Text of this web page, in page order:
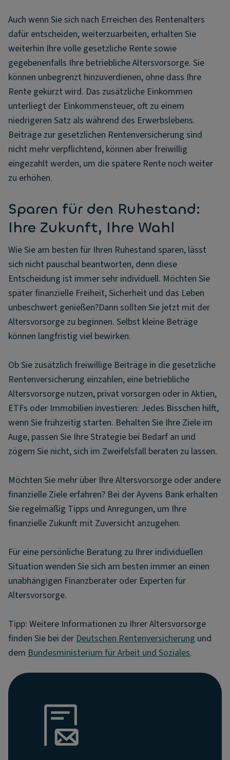
Auch wenn Sie sich nach Erreichen des Rentenalters
dafür entscheiden, weiterzuarbeiten, erhalten Sie
weiterhin Ihre volle gesetzliche Rente sowie
gegebenenfalls Ihre betriebliche Altersvorsorge. Sie
können unbegrenzt hinzuverdienen, ohne dass Ihre
Rente gekürzt wird. Das zusätzliche Einkommen
unterliegt der Einkommensteuer, oft zu einem
niedrigeren Satz als während des Erwerbslebens.
Beiträge zur gesetzlichen Rentenversicherung sind
nicht mehr verpflichtend, können aber freiwillig
eingezahlt werden, um die spätere Rente noch weiter
zu erhöhen.
Sparen für den Ruhestand:
Ihre Zukunft, Ihre Wahl
Wie Sie am besten für Ihren Ruhestand sparen, lässt
sich nicht pauschal beantworten, denn diese
Entscheidung ist immer sehr individuell. Möchten Sie
später finanzielle Freiheit, Sicherheit und das Leben
unbeschwert genießen?Dann sollten Sie jetzt mit der
Altersvorsorge zu beginnen. Selbst kleine Beträge
können langfristig viel bewirken.
Ob Sie zusätzlich freiwillige Beiträge in die gesetzliche
Rentenversicherung einzahlen, eine betriebliche
Altersvorsorge nutzen, privat vorsorgen oder in Aktien,
ETFs oder Immobilien investieren: Jedes Bisschen hilft,
wenn Sie frühzeitig starten. Behalten Sie Ihre Ziele im
Auge, passen Sie Ihre Strategie bei Bedarf an und
zögern Sie nicht, sich im Zweifelsfall beraten zu lassen.
Möchten Sie mehr über Ihre Altersvorsorge oder andere
finanzielle Ziele erfahren? Bei der Ayvens Bank erhalten
Sie regelmäßig Tipps und Anregungen, um Ihre
finanzielle Zukunft mit Zuversicht anzugehen.
Für eine persönliche Beratung zu Ihrer individuellen
Situation wenden Sie sich am besten immer an einen
unabhängigen Finanzberater oder Experten für
Altersvorsorge.
Tipp: Weitere Informationen zu Ihrer Altersvorsorge
finden Sie bei derDeutschen Rentenversicherung und
dem Bundesministerium für Arbeit und Soziales.